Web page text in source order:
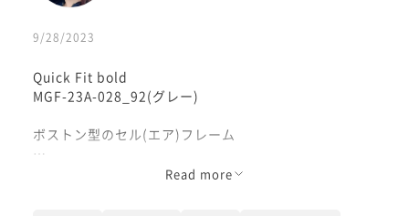
9/28/2023
Quick Fit bold
MGF-23A-028_92(グレー)
ボストン型のセル(エア)フレーム
大人気、耳元が自在に調整可能なクイックフィットシリ
Read more